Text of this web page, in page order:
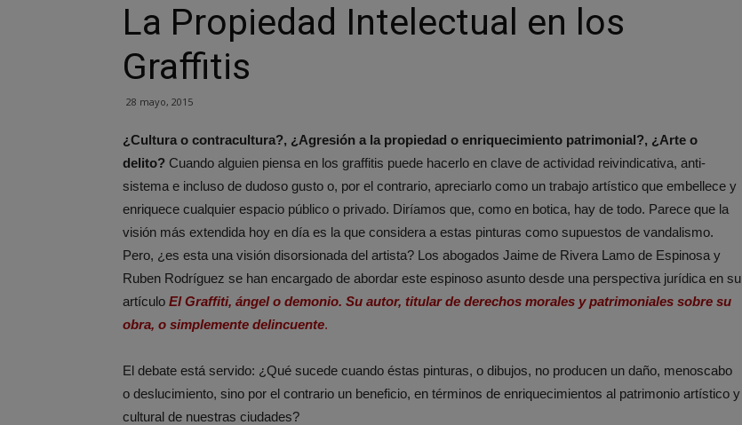
La Propiedad Intelectual en los
Graffitis
28 mayo, 2015
¿Cultura o contracultura?, ¿Agresión a la propiedad o enriquecimiento patrimonial?, ¿Arte o
delito? Cuando alguien piensa en los graffitis puede hacerlo en clave de actividad reivindicativa, anti-
sistema e incluso de dudoso gusto o, por el contrario, apreciarlo como un trabajo artístico que embellece y
enriquece cualquier espacio público o privado. Diríamos que, como en botica, hay de todo. Parece que la
visión más extendida hoy en día es la que considera a estas pinturas como supuestos de vandalismo.
Pero, ¿es esta una visión disorsionada del artista? Los abogados Jaime de Rivera Lamo de Espinosa y
Ruben Rodríguez se han encargado de abordar este espinoso asunto desde una perspectiva jurídica en su
artículo El Graffiti, ángel o demonio. Su autor, titular de derechos morales y patrimoniales sobre su
obra, o simplemente delincuente.
El debate está servido: ¿Qué sucede cuando éstas pinturas, o dibujos, no producen un daño, menoscabo
o deslucimiento, sino por el contrario un beneficio, en términos de enriquecimientos al patrimonio artístico y
cultural de nuestras ciudades?